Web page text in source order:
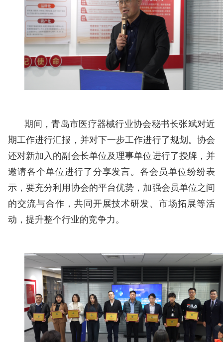
期间，青岛市医疗器械行业协会秘书长张斌对近
期工作进行汇报，并对下一步工作进行了规划。协会
还对新加入的副会长单位及理事单位进行了授牌，并
邀请各个单位进行了分享发言。各会员单位纷纷表
示，要充分利用协会的平台优势，加强会员单位之间
的交流与合作，共同开展技术研发、市场拓展等活
动，提升整个行业的竞争力。